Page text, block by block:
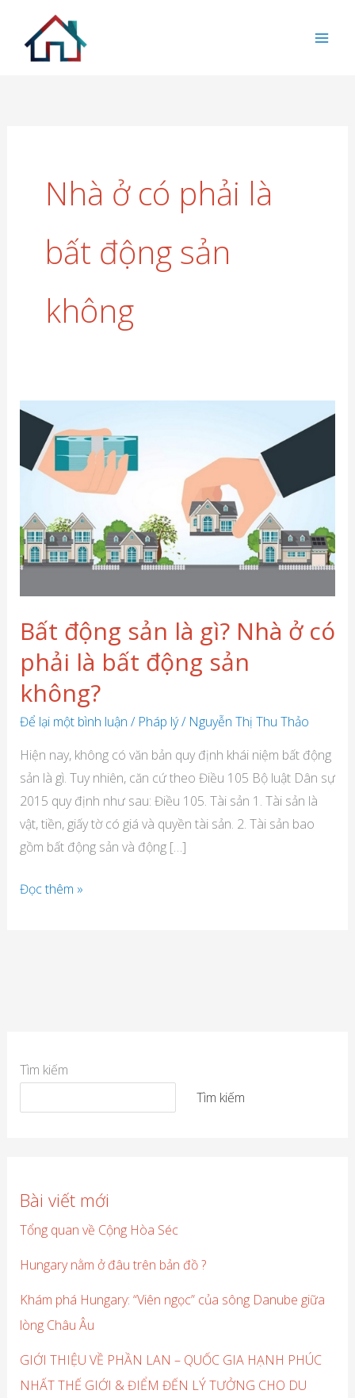
Nhà ở có phải là
bất động sản
không
Bất động sản là gì? Nhà ở có
phải là bất động sản
không?
Để lại một bình luận / Pháp lý/ Nguyễn Thị Thu Thảo
Hiện nay, không có văn bản quy định khái niệm bất động
sản là gì. Tuy nhiên, căn cứ theo Điều 105 Bộ luật Dân sự
2015 quy định như sau: Điều 105. Tài sản 1. Tài sản là
vật, tiền, giấy tờ có giá và quyền tài sản. 2. Tài sản bao
gồm bất động sản và động […]
Bất
động
sản
Nhà
ở
có
phải
bất
động
sản
Đọc thêm »
Tìm kiếm
Tìm kiếm
Bài viết mới
Tổng quan về Cộng Hòa Séc
Hungary nằm ở đâu trên bản đồ ?
Khám phá Hungary: “Viên ngọc” của sông Danube giữa
lòng Châu Âu
GIỚI THIỆU VỀ PHẦN LAN – QUỐC GIA HẠNH PHÚC
NHẤT THẾ GIỚI & ĐIỂM ĐẾN LÝ TƯỞNG CHO DU